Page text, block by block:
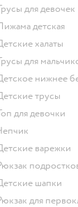
Трусы для девочек
Пижама детская
Детские халаты
Трусы для
Детское нижнее
Детские трусы
Топ для девочки
Чепчик
Детские варежки
Рюкзак
Детские шапки
Рюкзак для